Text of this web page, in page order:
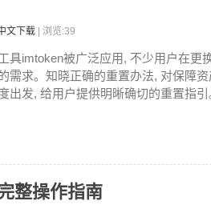
文下载 | 浏览:39
具imtoken被广泛应用, 不少用户在更
需求。知晓正确的重置办法, 对保障
出发, 给用户提供明晰确切的重置指
整操作指南